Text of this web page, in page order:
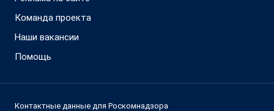
Команда проекта
Наши вакансии
Помощь
Контактные данные для Роскомнадзора